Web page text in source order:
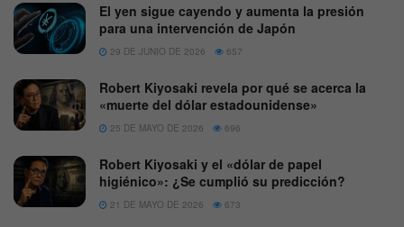
El yen sigue cayendo y aumenta la presión
para una intervención de Japón
29 DE JUNIO DE 2026 657
Robert Kiyosaki revela por qué se acerca la
«muerte del dólar estadounidense»
25 DE MAYO DE 2026 696
Robert Kiyosaki y el «dólar de papel
higiénico»: ¿Se cumplió su predicción?
21 DE MAYO DE 2026 673